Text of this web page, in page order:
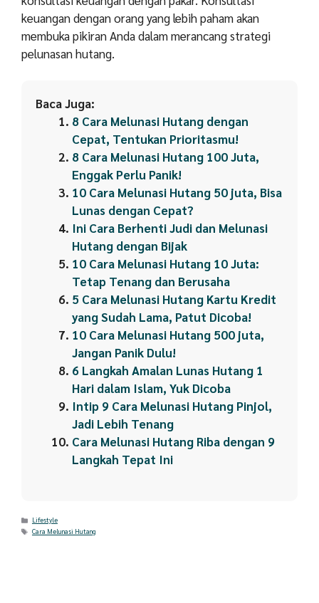
keuangan dengan orang yang lebih paham akan
membuka pikiran Anda dalam merancang strategi
pelunasan hutang.
Baca Juga:
8 Cara Melunasi Hutang dengan
Cepat, Tentukan Prioritasmu!
8 Cara Melunasi Hutang 100 Juta,
Enggak Perlu Panik!
10 Cara Melunasi Hutang 50 juta, Bisa
Lunas dengan Cepat?
Ini Cara Berhenti Judi dan Melunasi
Hutang dengan Bijak
10 Cara Melunasi Hutang 10 Juta:
Tetap Tenang dan Berusaha
5 Cara Melunasi Hutang Kartu Kredit
yang Sudah Lama, Patut Dicoba!
10 Cara Melunasi Hutang 500 juta,
Jangan Panik Dulu!
6 Langkah Amalan Lunas Hutang 1
Hari dalam Islam, Yuk Dicoba
Intip 9 Cara Melunasi Hutang Pinjol,
Jadi Lebih Tenang
Cara Melunasi Hutang Riba dengan 9
Langkah Tepat Ini
Categories
Lifestyle
Tags
Cara Melunasi Hutang